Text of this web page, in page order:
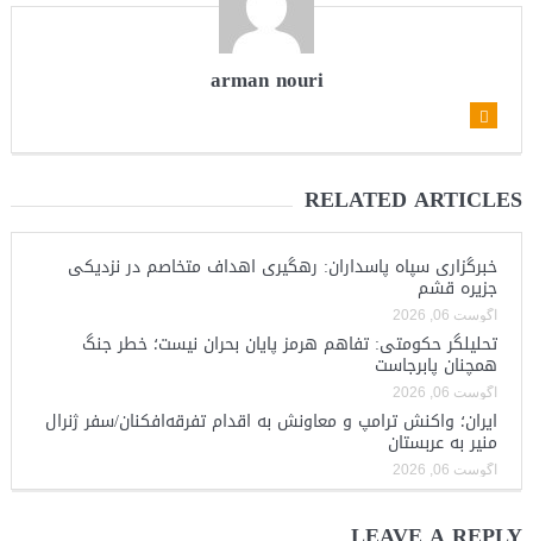
arman nouri
RELATED ARTICLES
خبرگزاری سپاه پاسداران: رهگیری اهداف متخاصم در نزدیکی
جزیره قشم
آگوست 06, 2026
تحلیلگر حکومتی: تفاهم هرمز پایان بحران نیست؛ خطر جنگ
همچنان پابرجاست
آگوست 06, 2026
ایران؛ واکنش ترامپ و معاونش به اقدام تفرقه‌افکنان/سفر ژنرال
منیر به عربستان
آگوست 06, 2026